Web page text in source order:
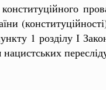
1 розділу І